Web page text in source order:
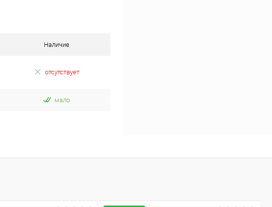
Наличие
отсутствует
мало